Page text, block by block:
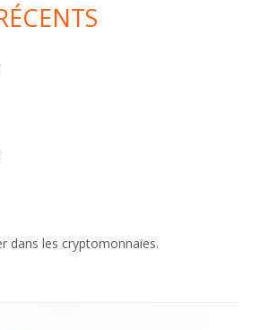
dans les cryptomonnaies.